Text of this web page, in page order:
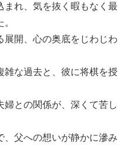
まれ、気を抜く暇もなく最
展開、心の奥底をじわじわ
雑な過去と、彼に将棋を授
との関係が、深くて苦し
、父への想いが静かに滲み